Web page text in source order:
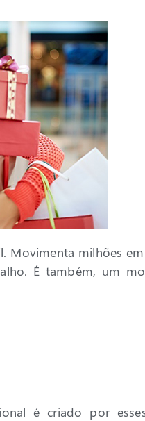
Movimenta milhões
É também, um
é criado por